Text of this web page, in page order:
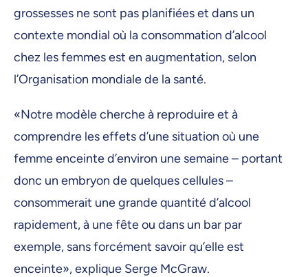
grossesses ne sont pas planifiées et dans un
contexte mondial où la consommation d’alcool
chez les femmes est en augmentation, selon
l’Organisation mondiale de la santé.
«Notre modèle cherche à reproduire et à
comprendre les effets d’une situation où une
femme enceinte d’environ une semaine – portant
donc un embryon de quelques cellules –
consommerait une grande quantité d’alcool
rapidement, à une fête ou dans un bar par
exemple, sans forcément savoir qu’elle est
enceinte», explique Serge McGraw.